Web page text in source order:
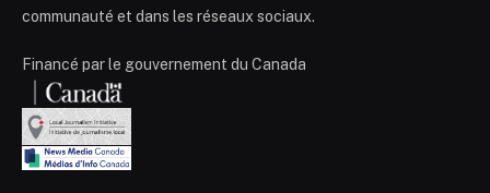
communauté et dans les réseaux sociaux.
Financé par le gouvernement du Canada